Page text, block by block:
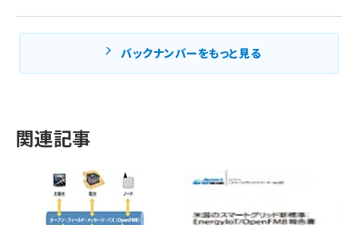
バックナンバーをもっと見る
関連記事